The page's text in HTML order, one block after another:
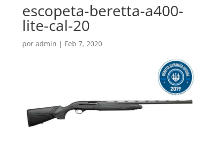
escopeta-beretta-a400-
lite-cal-20
por admin | Feb 7, 2020